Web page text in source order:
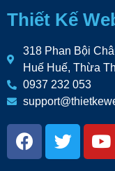
Thiết Kế
318 Phan Bội
Huế Huế, Thừa
0937 232 053